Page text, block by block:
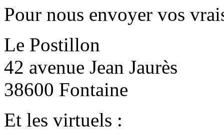
Pour nous envoyer vos
Le Postillon
42 avenue Jean Jaurès
38600 Fontaine
Et les virtuels :